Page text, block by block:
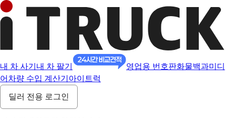
내 차 사기 내 차 팔기 영업용 번호판화물백과미디
어 차량 수입 계산기 아이트럭
딜러 전용 로그인